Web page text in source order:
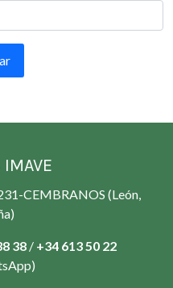
IMAVE
CEMBRANOS (León,
38/ +34 613 50 22